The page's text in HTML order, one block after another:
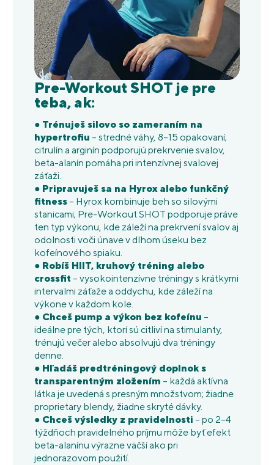
Pre-Workout SHOT je pre
teba, ak:
● Trénuješ silovo so zameraním na
hypertrofiu – stredné váhy, 8–15 opakovaní;
citrulín a arginín podporujú prekrvenie svalov,
beta-alanín pomáha pri intenzívnej svalovej
záťaži.
● Pripravuješ sa na Hyrox alebo funkčný
fitness – Hyrox kombinuje beh so silovými
stanicami; Pre-Workout SHOT podporuje práve
ten typ výkonu, kde záleží na prekrvení svalov aj
odolnosti voči únave v dlhom úseku bez
kofeínového spiaku.
● Robíš HIIT, kruhový tréning alebo
crossfit – vysokointenzívne tréningy s krátkymi
intervalmi záťaže a oddychu, kde záleží na
výkone v každom kole.
● Chceš pump a výkon bez kofeínu –
ideálne pre tých, ktorí sú citliví na stimulanty,
trénujú večer alebo absolvujú dva tréningy
denne.
● Hľadáš predtréningový doplnok s
transparentným zložením – každá aktívna
látka je uvedená s presným množstvom; žiadne
proprietary blendy, žiadne skryté dávky.
● Chceš výsledky z pravidelnosti – po 2–4
týždňoch pravidelného príjmu môže byť efekt
beta-alanínu výrazne väčší ako pri
jednorazovom použití.